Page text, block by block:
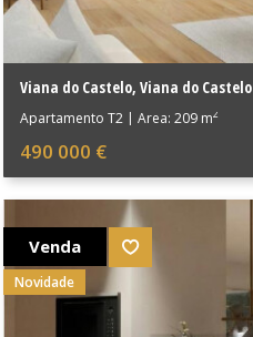
Viana do Castelo, Viana do Castelo
Apartamento T2 | Área: 209 m2
490 000 €
Venda
Novidade